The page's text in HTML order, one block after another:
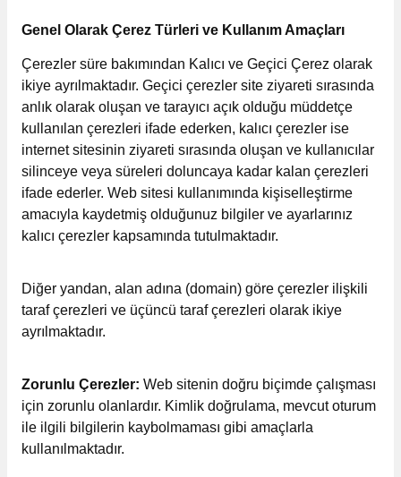
Genel Olarak Çerez Türleri ve Kullanım Amaçları
Çerezler süre bakımından Kalıcı ve Geçici Çerez olarak
ikiye ayrılmaktadır. Geçici çerezler site ziyareti sırasında
anlık olarak oluşan ve tarayıcı açık olduğu müddetçe
kullanılan çerezleri ifade ederken, kalıcı çerezler ise
internet sitesinin ziyareti sırasında oluşan ve kullanıcılar
silinceye veya süreleri doluncaya kadar kalan çerezleri
ifade ederler. Web sitesi kullanımında kişiselleştirme
amacıyla kaydetmiş olduğunuz bilgiler ve ayarlarınız
kalıcı çerezler kapsamında tutulmaktadır.
Diğer yandan, alan adına (domain) göre çerezler ilişkili
taraf çerezleri ve üçüncü taraf çerezleri olarak ikiye
ayrılmaktadır.
Zorunlu Çerezler: Web sitenin doğru biçimde çalışması
için zorunlu olanlardır. Kimlik doğrulama, mevcut oturum
ile ilgili bilgilerin kaybolmaması gibi amaçlarla
kullanılmaktadır.